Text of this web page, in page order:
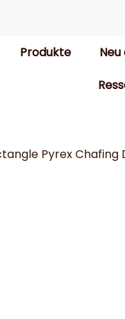
Produkte
Pyrex Chafing